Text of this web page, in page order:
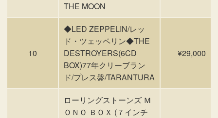
THE MOON
10
◆LED ZEPPELIN/レッ
ド・ツェッペリン◆THE
DESTROYERS(6CD
BOX)77年クリーブラン
ド/プレス盤/TARANTURA
¥29,000
ローリングストーンズ Ｍ
ＯＮＯ ＢＯＸ (７インチ